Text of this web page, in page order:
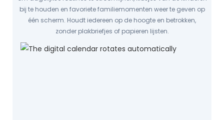
bij te houden en favoriete familiemomenten weer te geven op
één scherm. Houdt iedereen op de hoogte en betrokken,
zonder plakbriefjes of papieren lijsten.